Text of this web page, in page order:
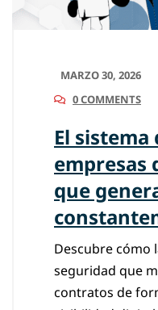
MARZO 30, 2026
0 COMMENTS
El
empresas
que
Descubre cómo
seguridad que
contratos de